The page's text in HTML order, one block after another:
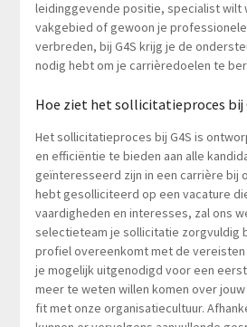
leidinggevende positie, specialist wilt
vakgebied of gewoon je
verbreden, bij G4S krijg je de
nodig hebt om je carrièredoelen te
Hoe ziet het sollicitatieproces bij
Het sollicitatieproces bij G4S is
en efficiëntie te bieden aan alle
geïnteresseerd zijn in een carrière bij
hebt gesolliciteerd op een vacature
vaardigheden en interesses, zal ons
selectieteam je sollicitatie zorgvuldig
profiel overeenkomt met de
je mogelijk uitgenodigd voor een
meer te weten willen komen over
fit met onze organisatiecultuur.